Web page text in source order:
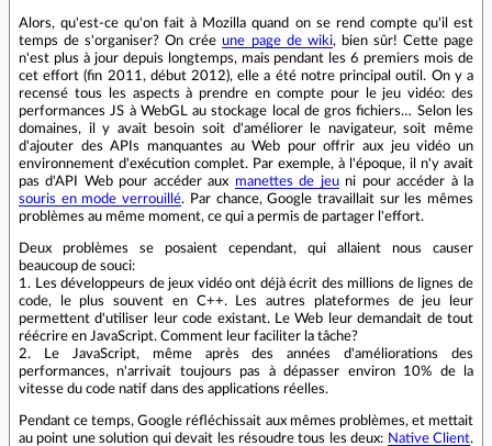
Alors, qu'est-ce qu'on fait à Mozilla quand on se rend compte qu'il est
temps de s'organiser? On créeune page de wiki, bien sûr! Cette page
n'est plus à jour depuis longtemps, mais pendant les 6 premiers mois de
cet effort (fin 2011, début 2012), elle a été notre principal outil. On y a
recensé tous les aspects à prendre en compte pour le jeu vidéo: des
performances JS à WebGL au stockage local de gros fichiers… Selon les
domaines, il y avait besoin soit d'améliorer le navigateur, soit même
d'ajouter des APIs manquantes au Web pour offrir aux jeu vidéo un
environnement d'exécution complet. Par exemple, à l'époque, il n'y avait
pas d'API Web pour accéder aux manettes de jeuni pour accéder à la
souris en mode verrouillé. Par chance, Google travaillait sur les mêmes
problèmes au même moment, ce qui a permis de partager l'effort.
Deux problèmes se posaient cependant, qui allaient nous causer
beaucoup de souci:
1. Les développeurs de jeux vidéo ont déjà écrit des millions de lignes de
code, le plus souvent en C++. Les autres plateformes de jeu leur
permettent d'utiliser leur code existant. Le Web leur demandait de tout
réécrire en JavaScript. Comment leur faciliter la tâche?
2. Le JavaScript, même après des années d'améliorations des
performances, n'arrivait toujours pas à dépasser environ 10% de la
vitesse du code natif dans des applications réelles.
Pendant ce temps, Google réfléchissait aux mêmes problèmes, et mettait
au point une solution qui devait les résoudre tous les deux: Native Client.